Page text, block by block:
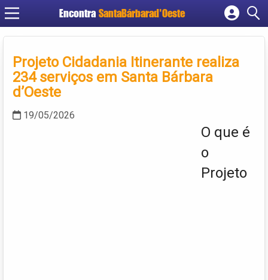
Encontra SantaBárbarad'Oeste
Cadastrar empresa
Criar conta
Projeto Cidadania Itinerante realiza
234 serviços em Santa Bárbara
d’Oeste
19/05/2026
O que é
o
Projeto